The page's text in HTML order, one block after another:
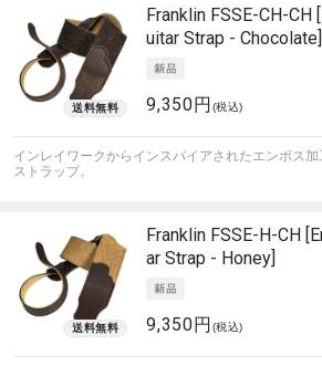
Franklin FSSE-CH-CH
uitar Strap - Chocolate]
9,350円 (税込)
インレイワークからインスパイアされたエンボス
ストラップ。
Franklin FSSE-H-CH
ar Strap - Honey]
9,350円 (税込)